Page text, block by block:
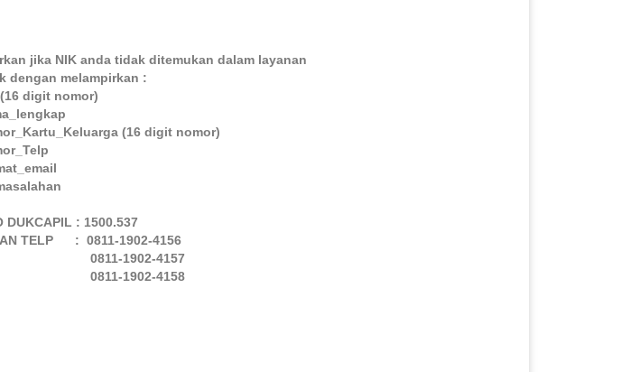
jika NIK anda tidak ditemukan dalam layanan
dengan melampirkan :
digit nomor)
(16 digit nomor)
DUKCAPIL : 1500.537
TELP : 0811-1902-4156
1902-4157
1902-4158